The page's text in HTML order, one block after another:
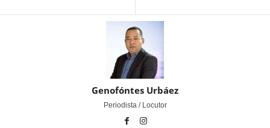
Genofóntes Urbáez
Periodista / Locutor